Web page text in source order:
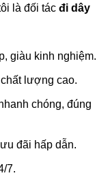
là đối tác đi dây
giàu kinh nghiệm.
lượng cao.
chóng, đúng
đãi hấp dẫn.
7.